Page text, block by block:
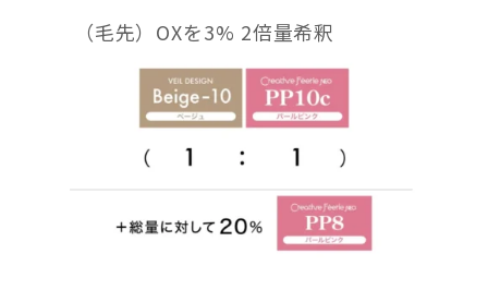
（毛先）OXを3% 2倍量希釈